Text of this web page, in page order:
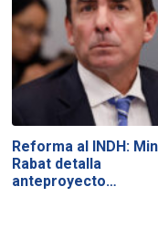
Reforma al INDH:
Rabat detalla
anteproyecto…